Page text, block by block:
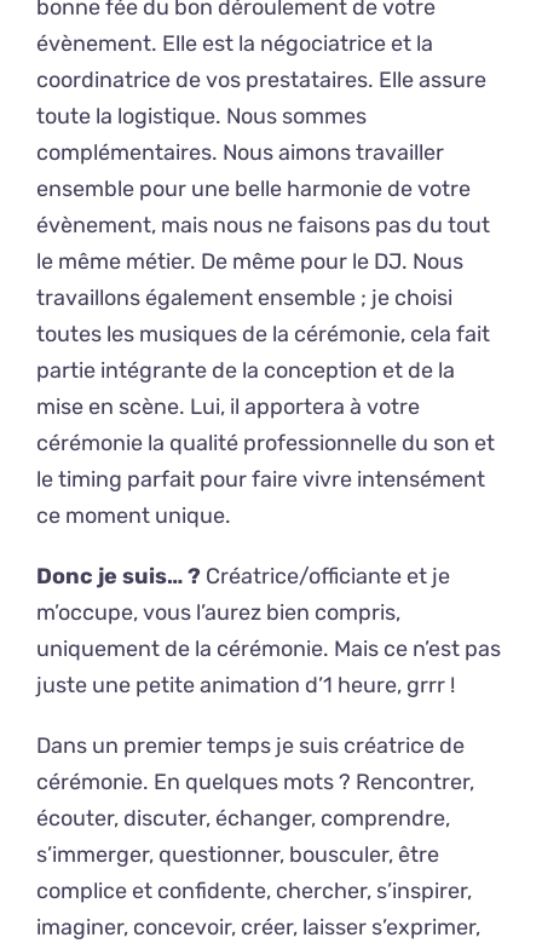
bonne fée du bon déroulement de votre
évènement. Elle est la négociatrice et la
coordinatrice de vos prestataires. Elle assure
toute la logistique. Nous sommes
complémentaires. Nous aimons travailler
ensemble pour une belle harmonie de votre
évènement, mais nous ne faisons pas du tout
le même métier. De même pour le DJ. Nous
travaillons également ensemble ; je choisi
toutes les musiques de la cérémonie, cela fait
partie intégrante de la conception et de la
mise en scène. Lui, il apportera à votre
cérémonie la qualité professionnelle du son et
le timing parfait pour faire vivre intensément
ce moment unique.
Donc je suis… ? Créatrice/officiante et je
m’occupe, vous l’aurez bien compris,
uniquement de la cérémonie. Mais ce n’est pas
juste une petite animation d’1 heure, grrr !
Dans un premier temps je suis créatrice de
cérémonie. En quelques mots ? Rencontrer,
écouter, discuter, échanger, comprendre,
s’immerger, questionner, bousculer, être
complice et confidente, chercher, s’inspirer,
imaginer, concevoir, créer, laisser s’exprimer,